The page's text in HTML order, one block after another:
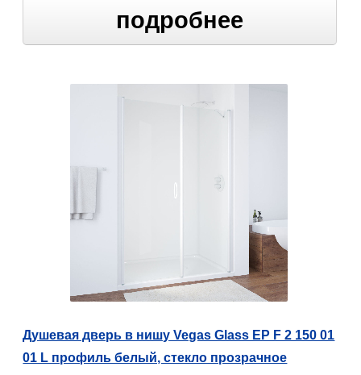
подробнее
Душевая дверь в нишу Vegas Glass EP F 2 150 01
01 L профиль белый, стекло прозрачное